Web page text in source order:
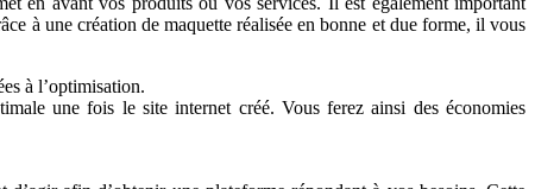
à une création de maquette réalisée en bonne et due forme, il vous
à l’optimisation.
une fois le site internet créé. Vous ferez ainsi des économies